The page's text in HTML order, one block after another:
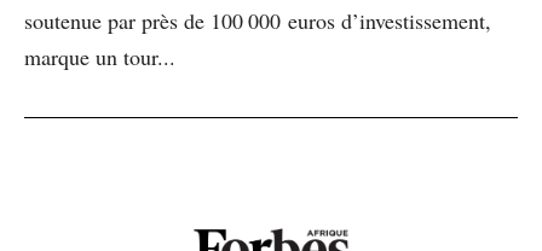
soutenue par près de 100 000 euros d’investissement,
marque un tour...